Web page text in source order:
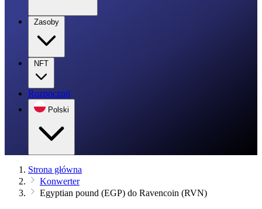
Zasoby
NFT
Rozpocznij
Polski
Strona główna
Konwerter
Egyptian pound (EGP) do Ravencoin (RVN)